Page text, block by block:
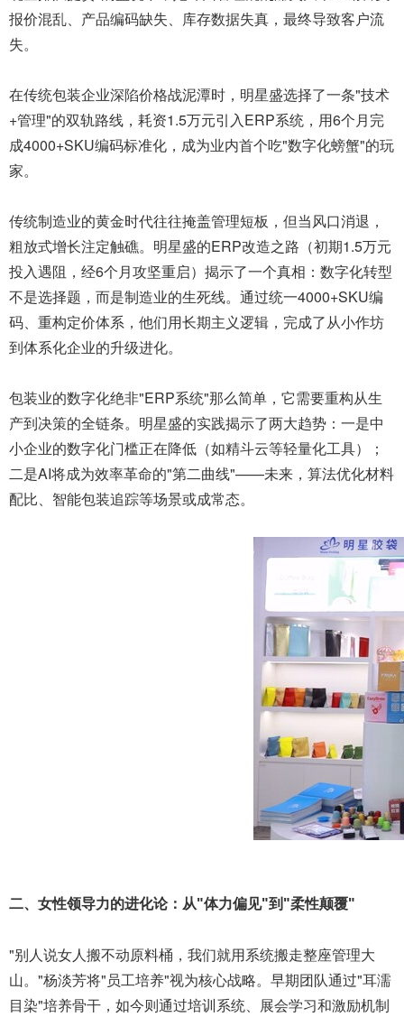
报价混乱、产品编码缺失、库存数据失真，最终导致客户流
失。
在传统包装企业深陷价格战泥潭时，明星盛选择了一条"技术
+管理"的双轨路线，耗资1.5万元引入ERP系统，用6个月完
成4000+SKU编码标准化，成为业内首个吃"数字化螃蟹"的玩
家。
传统制造业的黄金时代往往掩盖管理短板，但当风口消退，
粗放式增长注定触礁。明星盛的ERP改造之路（初期1.5万元
投入遇阻，经6个月攻坚重启）揭示了一个真相：数字化转型
不是选择题，而是制造业的生死线。通过统一4000+SKU编
码、重构定价体系，他们用长期主义逻辑，完成了从小作坊
到体系化企业的升级进化。
包装业的数字化绝非"ERP系统"那么简单，它需要重构从生
产到决策的全链条。明星盛的实践揭示了两大趋势：一是中
小企业的数字化门槛正在降低（如精斗云等轻量化工具）；
二是AI将成为效率革命的"第二曲线"——未来，算法优化材料
配比、智能包装追踪等场景或成常态。
二、女性领导力的进化论：从"体力偏见"到"柔性颠覆"
"别人说女人搬不动原料桶，我们就用系统搬走整座管理大
山。"杨淡芳将"员工培养"视为核心战略。早期团队通过"耳濡
目染"培养骨干，如今则通过培训系统、展会学习和激励机制